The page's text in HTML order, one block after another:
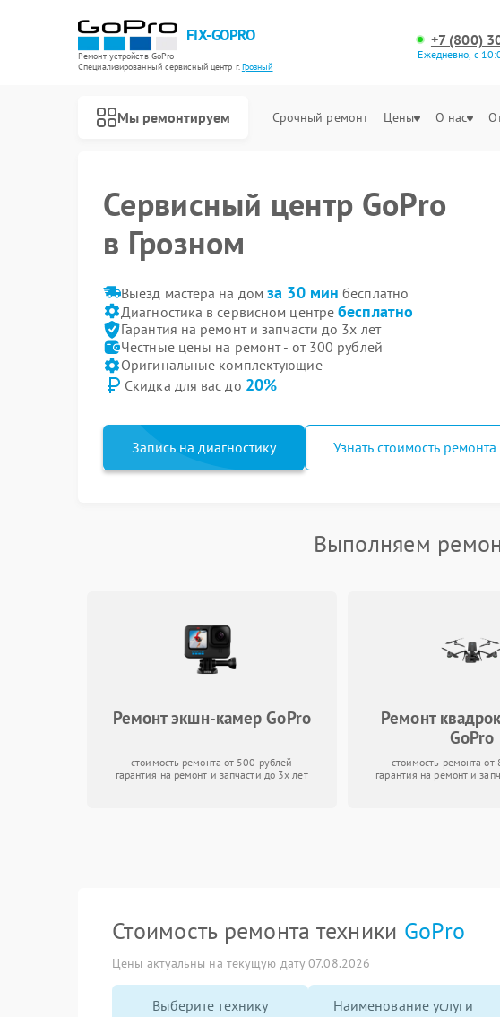
FIX-GOPRO
Ремонт устройств GoPro
Специализированный cервисный центр г.Грозный
+7 (800)
Ежедневно, с
Мы ремонтируем Срочный ремонт Цены О нас
Сервисный центр GoPro
в Грозном
Выезд мастера на домза 30 мин бесплатно
Диагностика в сервисном центребесплатно
Гарантия на ремонт и запчасти до 3х лет
Честные цены на ремонт - от 300 рублей
Оригинальные комплектующие
Скидка для вас до 20%
Запись на диагностику Узнать стоимость ремонта
Выполняем
Ремонт экшн-камер GoPro
стоимость ремонта от 500 рублей
гарантия на ремонт и запчасти до 3х лет
Ремонт
GoPro
стоимость ремонта от
гарантия на ремонт и
Стоимость ремонта техники GoPro
Цены актуальны на текущую дату 07.08.2026
Выберите технику Наименование услуги